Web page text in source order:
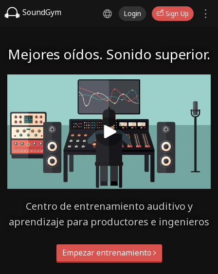
SoundGym Login Sign Up
Mejores oídos. Sonido superior.
Centro de entrenamiento auditivo y
aprendizaje para productores e ingenieros
Empezar entrenamiento